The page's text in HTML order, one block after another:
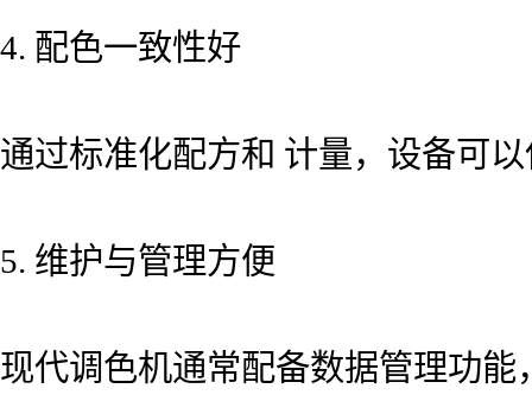
4. 配色一致性好
通过标准化配方和 计量，设备可
5. 维护与管理方便
现代调色机通常配备数据管理功